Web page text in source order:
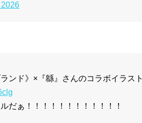
ンド》×『緜』さんのコラボイラスト
だぁ！！！！！！！！！！！！